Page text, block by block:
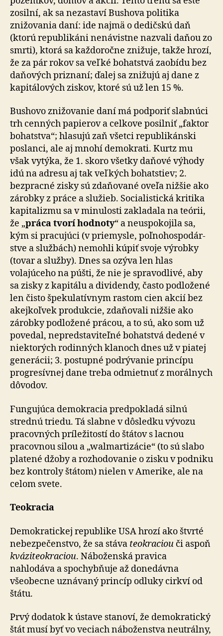
zosilní, ak sa nezastaví Bushova politika
znižovania daní: ide najmä o dedičskú daň
(ktorú republikáni nenávistne nazvali daňou zo
smrti), ktorá sa každoročne znižuje, takže hrozí,
že za pár rokov sa veľké bohatstvá zaobídu bez
daňových priznaní; ďalej sa znižujú aj dane z
kapitálových ziskov, ktoré sú už len 15 %.
Bushovo znižovanie daní má podporiť slabnúci
trh cenných papierov a celkove posilniť „faktor
bohatstva“; hlasujú zaň všetci republikánski
poslanci, ale aj mnohí demokrati. Kurtz mu
však vytýka, že 1. skoro všetky daňové výhody
idú na adresu aj tak veľkých bohatstiev; 2.
bezpracné zisky sú zdaňované oveľa nižšie ako
zárobky z práce a služieb. Socialistická kritika
kapitalizmu sa v minulosti zakladala na teórii,
že „práca tvorí hodnoty“ a neuspokojila sa,
kým si pracujúci (v priemysle, poľ­no­hos­po­dár­
stve a službách) nemohli kúpiť svoje výrobky
(tovar a služby). Dnes sa ozýva len hlas
volajúceho na púšti, že nie je spravodlivé, aby
sa zisky z kapitálu a dividendy, často podložené
len čisto špekulatívnym rastom cien akcií bez
akejkoľvek produkcie, zdaňovali nižšie ako
zárobky podložené prácou, a to sú, ako som už
povedal, ne­pred­sta­vi­teľ­né bohatstvá dedené v
niektorých rodinných klanoch dnes už v piatej
generácii; 3. postupné podrývanie prin­cí­pu
progresívnej dane treba odmietnuť z morálnych
dô­vo­dov.
Fungujúca demokracia predpokladá silnú
strednú triedu. Tá slabne v dôsledku vývozu
pracovných príležitostí do štátov s lacnou
pracovnou silou a „walmartizácie“ (to sú slabo
platené džoby a rozhodovanie o zisku v podniku
bez kontroly štátom) nielen v Amerike, ale na
celom svete.
Teokracia
Demokratickej republike USA hrozí ako štvrté
ne­bez­pe­čen­stvo, že sa stáva teokraciou či aspoň
kváziteokraciou. Náboženská pravica
nahlodáva a spochybňuje až do­ne­dáv­na
všeobecne uznávaný princíp odluky cirkví od
štátu.
Prvý dodatok k ústave stanoví, že demokratický
štát musí byť vo veciach náboženstva neutrálny,